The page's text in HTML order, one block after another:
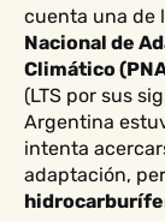
cuenta una de
Nacional de
Climático
(LTS por sus
Argentina
intenta
adaptación,